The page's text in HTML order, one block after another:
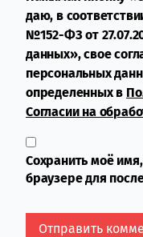
даю, в
№152-ФЗ от
данных», свое
персональных
определенных в
Согласии на
Сохранить моё
браузере для